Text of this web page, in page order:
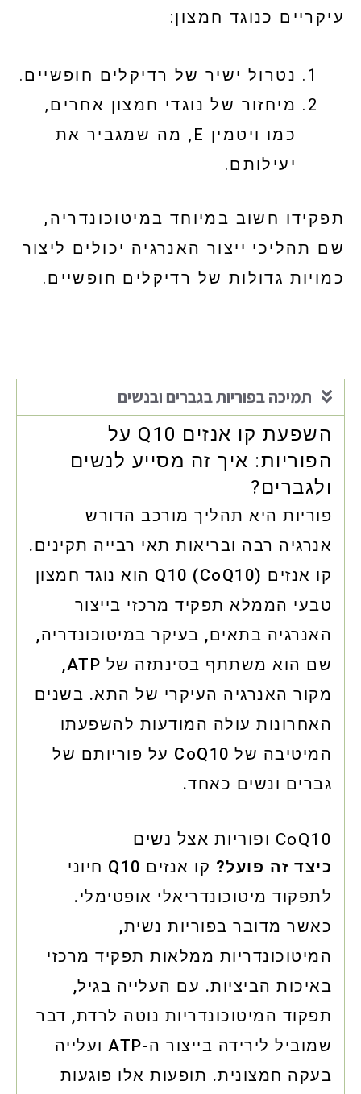
עיקריים כנוגד חמצון:
נטרול ישיר של רדיקלים חופשיים.
מיחזור של נוגדי חמצון אחרים,
כמו ויטמין E, מה שמגביר את
יעילותם.
תפקידו חשוב במיוחד במיטוכונדריה,
שם תהליכי ייצור האנרגיה יכולים ליצור
כמויות גדולות של רדיקלים חופשיים.
תמיכה בפוריות בגברים ובנשים
השפעת קו אנזים Q10 על
הפוריות: איך זה מסייע לנשים
ולגברים?
פוריות היא תהליך מורכב הדורש
אנרגיה רבה ובריאות תאי רבייה תקינים.
קו אנזים Q10 (CoQ10) הוא נוגד חמצון
טבעי הממלא תפקיד מרכזי בייצור
האנרגיה בתאים, בעיקר במיטוכונדריה,
שם הוא משתתף בסינתזה של ATP,
מקור האנרגיה העיקרי של התא. בשנים
האחרונות עולה המודעות להשפעתו
המיטיבה של CoQ10 על פוריותם של
גברים ונשים כאחד.
CoQ10 ופוריות אצל נשים
כיצד זה פועל?
קו אנזים Q10 חיוני
לתפקוד מיטוכונדריאלי אופטימלי.
כאשר מדובר בפוריות נשית,
המיטוכונדריות ממלאות תפקיד מרכזי
באיכות הביציות. עם העלייה בגיל,
תפקוד המיטוכונדריות נוטה לרדת, דבר
שמוביל לירידה בייצור ה-ATP ועלייה
בעקה חמצונית. תופעות אלו פוגעות